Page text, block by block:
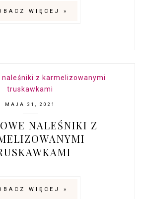
WIĘCEJ »
MAJA 31, 2021
NALEŚNIKI Z
WIĘCEJ »